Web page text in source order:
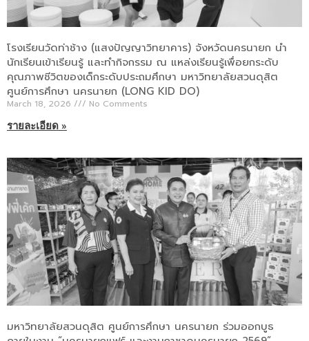
โรงเรียนวัดท่าช้าง (แสงปัญญาวิทยาคาร) จังหวัดนครนายก นำ
นักเรียนเข้าเรียนรู้ และทำกิจกรรม ณ แหล่งเรียนรู้เพื่อยกระดับ
คุณภาพชีวิตของเด็กระดับประถมศึกษา มหาวิทยาลัยสวนดุสิต
ศูนย์การศึกษา นครนายก (LONG KID DO)
March 18, 2026
No Comments
รายละเอียด »
มหาวิทยาลัยสวนดุสิต ศูนย์การศึกษา นครนายก ร่วมออกบูธ